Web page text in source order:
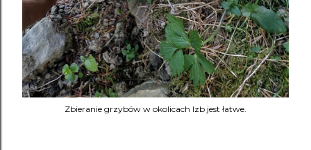
Zbieranie grzybów w okolicach Izb jest łatwe.